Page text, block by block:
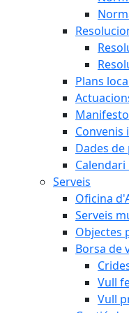
Plans
Convenis
Dades
Serveis
Oficina
Serveis
Objectes
Borsa de
Vull
Vull